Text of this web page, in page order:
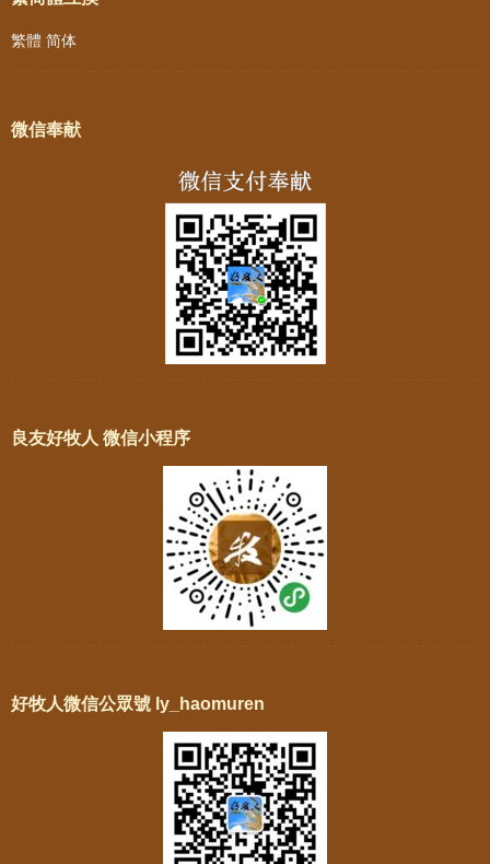
繁體 简体
微信奉献
良友好牧人 微信小程序
好牧人微信公眾號 ly_haomuren